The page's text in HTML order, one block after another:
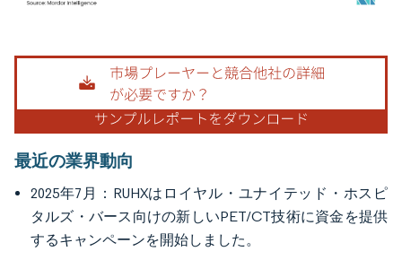
画像 © Mordor Intelligence。再利用にはCC BY 4.0の表示が必要です。
最近の業界動向
2025年7月：RUHXはロイヤル・ユナイテッド・ホスピ
タルズ・バース向けの新しいPET/CT技術に資金を提供
するキャンペーンを開始しました。